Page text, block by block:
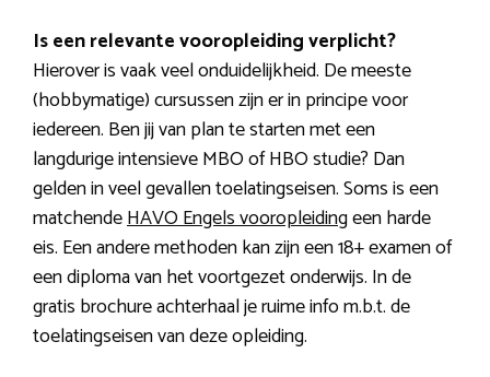
Is een relevante vooropleiding verplicht?
Hierover is vaak veel onduidelijkheid. De meeste
(hobbymatige) cursussen zijn er in principe voor
iedereen. Ben jij van plan te starten met een
langdurige intensieve MBO of HBO studie? Dan
gelden in veel gevallen toelatingseisen. Soms is een
matchendeHAVO Engels vooropleidingeen harde
eis. Een andere methoden kan zijn een 18+ examen of
een diploma van het voortgezet onderwijs. In de
gratis brochure achterhaal je ruime info m.b.t. de
toelatingseisen van deze opleiding.